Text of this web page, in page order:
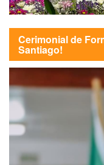
Cerimonial de
Santiago!